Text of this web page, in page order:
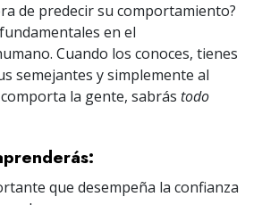
de predecir su comportamiento?
en el
Cuando los conoces, tienes
semejantes y simplemente al
la gente, sabrás todo
que desempeña la confianza